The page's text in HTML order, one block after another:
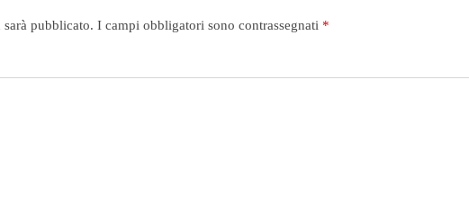
pubblicato. I campi obbligatori sono contrassegnati *